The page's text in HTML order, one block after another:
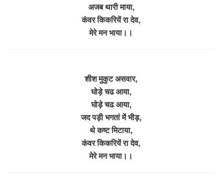
अजब थारी माया,
कंवर किकरियें रा देव,
मेरे मन भाया।।
शीश मुकुट असवार,
घोड़े चढ आया,
घोड़े चढ आया,
जद पड़ी भगतां में भीड़,
थे कष्ट मिटाया,
कंवर किकरियें रा देव,
मेरे मन भाया।।